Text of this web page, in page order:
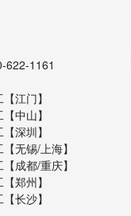
622-1161
江门】
中山】
深圳】
无锡/上海】
成都/重庆】
郑州】
长沙】